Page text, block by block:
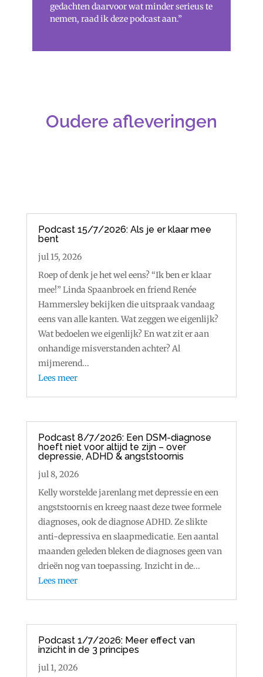
gedachten daarvoor wat minder serieus te
nemen, raad ik deze podcast aan.”
Oudere afleveringen
Podcast 15/7/2026: Als je er klaar mee
bent
jul 15, 2026
Roep of denk je het wel eens? “Ik ben er klaar
mee!” Linda Spaanbroek en friend Renée
Hammersley bekijken die uitspraak vandaag
eens van alle kanten. Wat zeggen we eigenlijk?
Wat bedoelen we eigenlijk? En wat zit er aan
onhandige misverstanden achter? Al
mijmerend...
Lees meer
Podcast 8/7/2026: Een DSM-diagnose
hoeft niet voor altijd te zijn – over
depressie, ADHD & angststoornis
jul 8, 2026
Kelly worstelde jarenlang met depressie en een
angststoornis en kreeg naast deze twee formele
diagnoses, ook de diagnose ADHD. Ze slikte
anti-depressiva en slaapmedicatie. Een aantal
maanden geleden bleken de diagnoses geen van
drieën nog van toepassing. Inzicht in de...
Lees meer
Podcast 1/7/2026: Meer effect van
inzicht in de 3 principes
jul 1, 2026